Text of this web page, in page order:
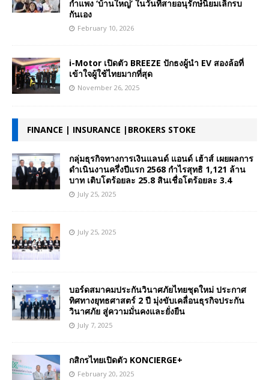
กำแพง ‘บ้านใหญ่’ ในวันที่สายอนุรักษ์นิยมเลิกรบ
กันเอง
February 10, 2026
i-Motor เปิดตัว BREEZE ปักธงผู้นำ EV สองล้อที่
เข้าใจผู้ใช้ไทยมากที่สุด
November 26, 2025
FINANCE | INSURANCE |BROKERS STOKE
กลุ่มธุรกิจทางการเงินแลนด์ แอนด์ เฮ้าส์ เผยผลการ
ดำเนินงานครึ่งปีแรก 2568 กำไรสุทธิ 1,121 ล้าน
บาท เติบโตร้อยละ 25.8 สินเชื่อโตร้อยละ 3.4
July 25, 2025
July 25, 2025
บอร์ดสมาคมประกันวินาศภัยไทยชุดใหม่ ประกาศ
ทิศทางยุทธศาสตร์ 2 ปี มุ่งขับเคลื่อนธุรกิจประกัน
วินาศภัย สู่ความมั่นคงและยั่งยืน
July 7, 2025
กสิกรไทยเปิดตัว KONCIERGE+
February 20, 2025